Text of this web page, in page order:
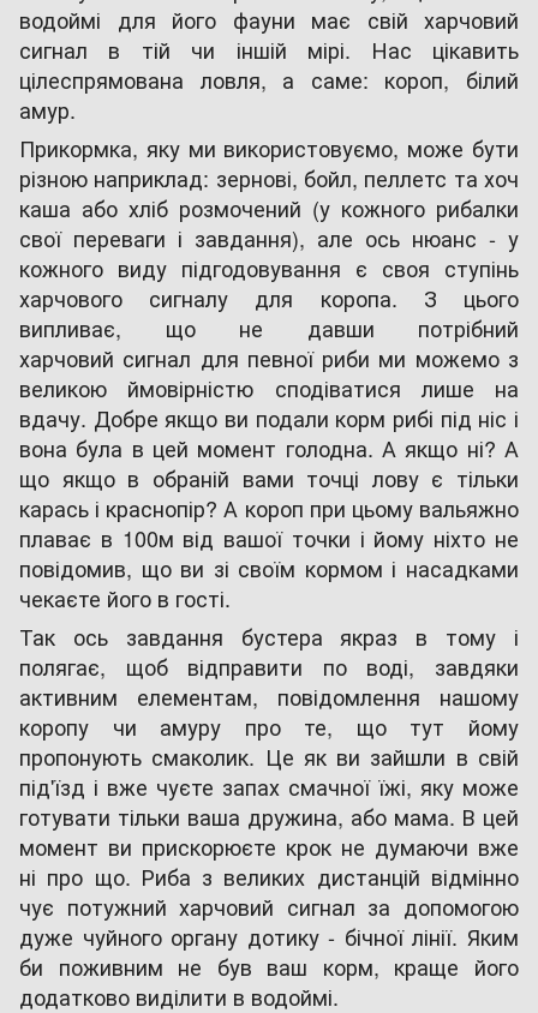
водоймі для його фауни має свій харчовий
сигнал в тій чи іншій мірі. Нас цікавить
цілеспрямована ловля, а саме: короп, білий
амур.
Прикормка, яку ми використовуємо, може бути
різною наприклад: зернові, бойл, пеллетс та хоч
каша або хліб розмочений (у кожного рибалки
свої переваги і завдання), але ось нюанс - у
кожного виду підгодовування є своя ступінь
харчового сигналу для коропа. З цього
випливає, що не давши потрібний
харчовий сигнал для певної риби ми можемо з
великою ймовірністю сподіватися лише на
вдачу. Добре якщо ви подали корм рибі під ніс і
вона була в цей момент голодна. А якщо ні? А
що якщо в обраній вами точці лову є тільки
карась і краснопір? А короп при цьому вальяжно
плаває в 100м від вашої точки і йому ніхто не
повідомив, що ви зі своїм кормом і насадками
чекаєте його в гості.
Так ось завдання бустера якраз в тому і
полягає, щоб відправити по воді, завдяки
активним елементам, повідомлення нашому
коропу чи амуру про те, що тут йому
пропонують смаколик. Це як ви зайшли в свій
під'їзд і вже чуєте запах смачної їжі, яку може
готувати тільки ваша дружина, або мама. В цей
момент ви прискорюєте крок не думаючи вже
ні про що. Риба з великих дистанцій відмінно
чує потужний харчовий сигнал за допомогою
дуже чуйного органу дотику - бічної лінії. Яким
би поживним не був ваш корм, краще його
додатково виділити в водоймі.